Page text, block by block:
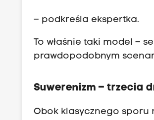
– podkreśla ekspertka.
To właśnie taki model –
prawdopodobnym
Suwerenizm – trzecia
Obok klasycznego